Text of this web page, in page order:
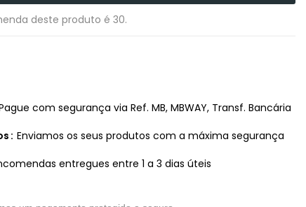
deste produto é 30.
com segurança via Ref. MB, MBWAY, Transf. Bancária
Enviamos os seus produtos com a máxima segurança
entregues entre 1 a 3 dias úteis